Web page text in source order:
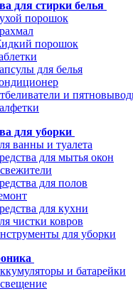
для стирки белья
порошок
порошок
для белья
и
для уборки
ванны и туалета
для мытья окон
для полов
для кухни
чистки ковров
для уборки
и батарейки